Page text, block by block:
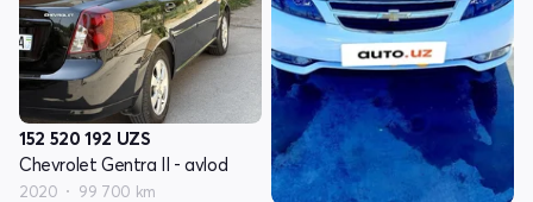
152 520 192 UZS
Chevrolet Gentra II - avlod
2020 99 700 km